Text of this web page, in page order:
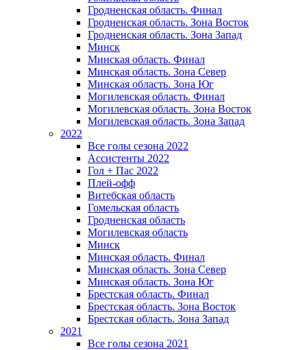
Гродненская область. Финал
Гродненская область. Зона Восток
Гродненская область. Зона Запад
Минск
Минская область. Финал
Минская область. Зона Север
Минская область. Зона Юг
Могилевская область. Финал
Могилевская область. Зона Восток
Могилевская область. Зона Запад
2022
Все голы сезона 2022
Ассистенты 2022
Гол + Пас 2022
Плей-офф
Витебская область
Гомельская область
Гродненская область
Могилевская область
Минск
Mинская область. Финал
Минская область. Зона Север
Минская область. Зона Юг
Брестская область. Финал
Брестская область. Зона Восток
Брестская область. Зона Запад
2021
Все голы сезона 2021